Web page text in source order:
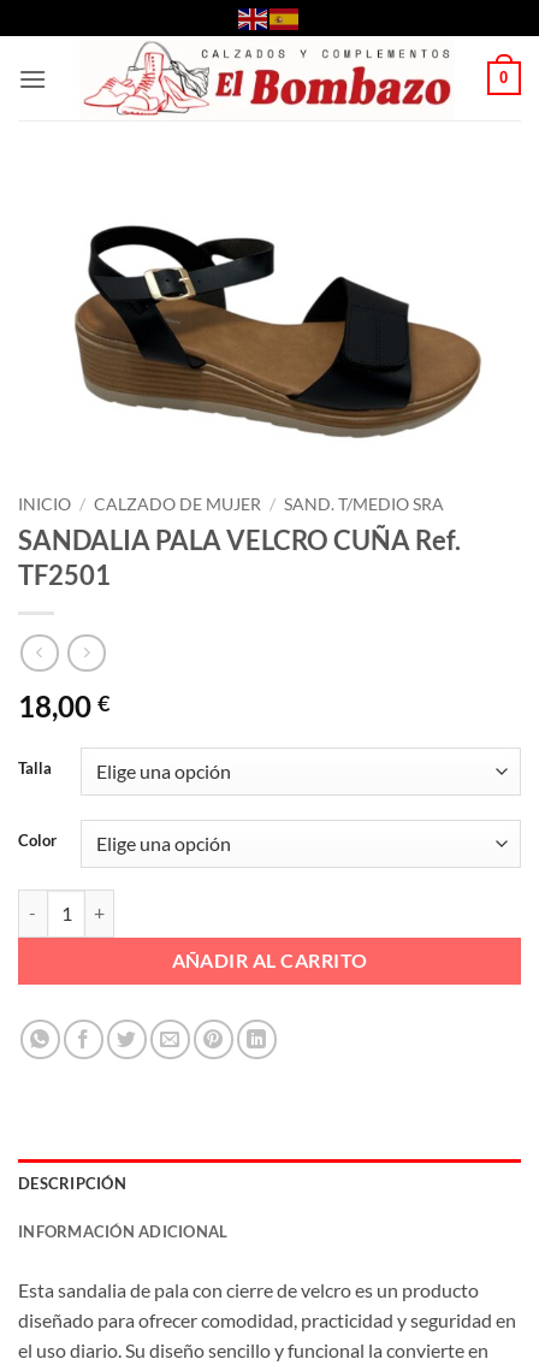
al
contenido
0
INICIO / CALZADO DE MUJER / SAND. T/MEDIO SRA
SANDALIA PALA VELCRO CUÑA Ref.
TF2501
18,00 €
Talla
Color
AÑADIR AL CARRITO
DESCRIPCIÓN
INFORMACIÓN ADICIONAL
Esta sandalia de pala con cierre de velcro es un producto
diseñado para ofrecer comodidad, practicidad y seguridad en
el uso diario. Su diseño sencillo y funcional la convierte en